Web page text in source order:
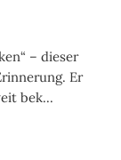
– dieser
Er
bek...